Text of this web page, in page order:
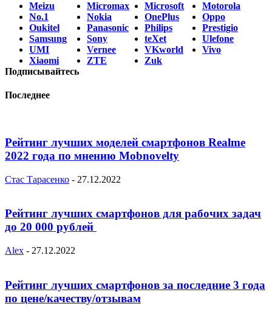
Meizu
Micromax Microsoft
Motorola
No.1
Nokia OnePlus
Oppo
Oukitel
Panasonic Philips
Prestigio
Samsung
Sony teXet
Ulefone
UMI
Vernee VKworld
Vivo
Xiaomi
ZTE
Zuk
Подписывайтесь
Последнее
Рейтинг лучших моделей смартфонов Realme
2022 года по мнению Mobnovelty
Стас Тарасенко - 27.12.2022
Рейтинг лучших смартфонов для рабочих задач
до 20 000 рублей
Alex - 27.12.2022
Рейтинг лучших смартфонов за последние 3 года
по цене/качеству/отзывам